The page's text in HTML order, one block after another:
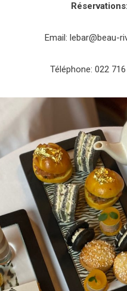
Réservations:
Email: lebar@beau-
Téléphone: 022